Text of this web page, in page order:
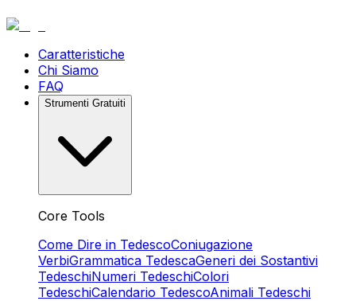
Caratteristiche
Chi Siamo
FAQ
Strumenti Gratuiti
Core Tools
Come Dire in TedescoConiugazione
VerbiGrammatica TedescaGeneri dei Sostantivi
TedeschiNumeri TedeschiColori
TedeschiCalendario TedescoAnimali Tedeschi